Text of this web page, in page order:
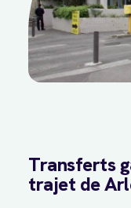
Transferts
trajet de